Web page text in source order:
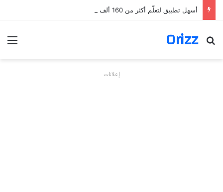
أسهل تطبيق لتعلّم أكثر من 160 ألف فعل بالألمانية
Orizz
بحث عن
إعلانات